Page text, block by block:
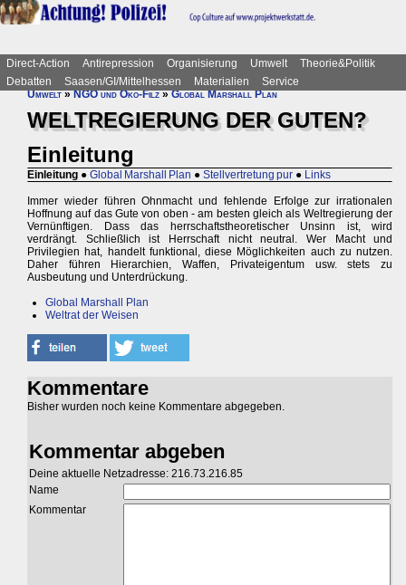
Direct-Action Antirepression Organisierung Umwelt
Theorie&Politik
Debatten
Saasen/GI/Mittelhessen Materialien
Service
Umwelt»NGO und Öko-Filz»Global Marshall Plan
WELTREGIERUNG DER GUTEN?
Einleitung
Einleitung ● Global Marshall Plan ● Stellvertretung pur ● Links
Immer wieder führen Ohnmacht und fehlende Erfolge zur irrationalen
Hoffnung auf das Gute von oben - am besten gleich als Weltregierung der
Vernünftigen. Dass das herrschaftstheoretischer Unsinn ist, wird
verdrängt. Schließlich ist Herrschaft nicht neutral. Wer Macht und
Privilegien hat, handelt funktional, diese Möglichkeiten auch zu nutzen.
Daher führen Hierarchien, Waffen, Privateigentum usw. stets zu
Ausbeutung und Unterdrückung.
Global Marshall Plan
Weltrat der Weisen
Kommentare
Bisher wurden noch keine Kommentare abgegeben.
Kommentar abgeben
Deine aktuelle Netzadresse: 216.73.216.85
Name
Kommentar